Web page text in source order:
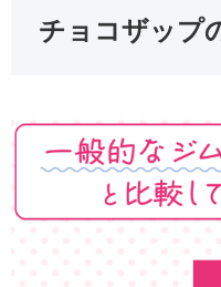
チョコザップ